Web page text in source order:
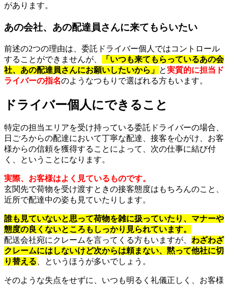
があります。
あの会社、あの配達員さんに来てもらいたい
前述の2つの理由は、委託ドライバー個人ではコントロール
することができませんが、
「いつも来てもらっているあの会
社、あの配達員さんにお願いしたいから」 と実質的に担当ド
ライバーの指名のようなつもりで選ばれる方もいます。
ドライバー個人にできること
特定の担当エリアを受け持っている委託ドライバーの場合、
日ごろからの配達において丁寧な配達、接客を心がけ、お客
様からの信頼を獲得することによって、次の仕事に結び付
く、ということになります。
実際、お客様はよく見ているものです。
玄関先で荷物を受け渡すときの接客態度はもちろんのこと、
近所で配達中の姿も見ていたりします。
誰も見ていないと思って荷物を雑に扱っていたり、マナーや
態度の良くないところもしっかり見られています。
配送会社宛にクレームを言ってくる方もいますが、 わざわざ
クレームにはしないけど次からは頼まない、黙って他社に切
り替える、というほうが多いでしょう。
そのような失点をせずに、いつも明るく礼儀正しく、お客様